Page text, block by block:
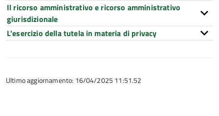
Il ricorso amministrativo e ricorso amministrativo
giurisdizionale
L'esercizio della tutela in materia di privacy
Ultimo aggiornamento: 16/04/2025 11:51.52